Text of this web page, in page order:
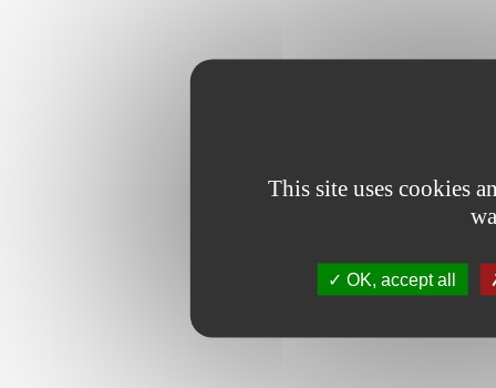
This site uses cookies
OK, accept all